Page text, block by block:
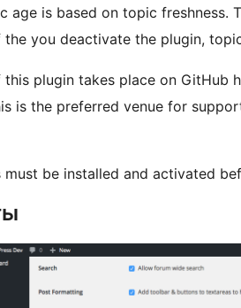
age is based on topic
the you deactivate the plugin,
this plugin takes place on
is the preferred venue for
must be installed and activated